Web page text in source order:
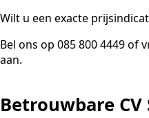
Wilt u een exacte
Bel ons op 085 800 4449 of
aan.
Betrouwbare